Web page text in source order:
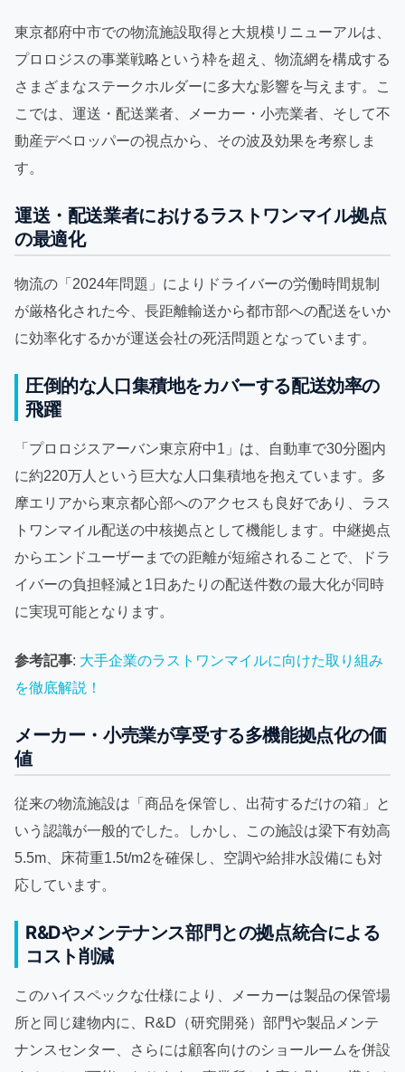
東京都府中市での物流施設取得と大規模リニューアルは、
プロロジスの事業戦略という枠を超え、物流網を構成する
さまざまなステークホルダーに多大な影響を与えます。こ
こでは、運送・配送業者、メーカー・小売業者、そして不
動産デベロッパーの視点から、その波及効果を考察しま
す。
運送・配送業者におけるラストワンマイル拠点
の最適化
物流の「2024年問題」によりドライバーの労働時間規制
が厳格化された今、長距離輸送から都市部への配送をいか
に効率化するかが運送会社の死活問題となっています。
圧倒的な人口集積地をカバーする配送効率の
飛躍
「プロロジスアーバン東京府中1」は、自動車で30分圏内
に約220万人という巨大な人口集積地を抱えています。多
摩エリアから東京都心部へのアクセスも良好であり、ラス
トワンマイル配送の中核拠点として機能します。中継拠点
からエンドユーザーまでの距離が短縮されることで、ドラ
イバーの負担軽減と1日あたりの配送件数の最大化が同時
に実現可能となります。
参考記事: 大手企業のラストワンマイルに向けた取り組み
を徹底解説！
メーカー・小売業が享受する多機能拠点化の価
値
従来の物流施設は「商品を保管し、出荷するだけの箱」と
いう認識が一般的でした。しかし、この施設は梁下有効高
5.5m、床荷重1.5t/m2を確保し、空調や給排水設備にも対
応しています。
R&Dやメンテナンス部門との拠点統合による
コスト削減
このハイスペックな仕様により、メーカーは製品の保管場
所と同じ建物内に、R&D（研究開発）部門や製品メンテ
ナンスセンター、さらには顧客向けのショールームを併設